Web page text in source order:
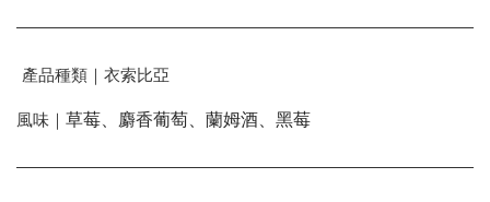
產品種類｜衣索比亞
風味｜ 草莓、麝香葡萄、蘭姆酒、黑莓